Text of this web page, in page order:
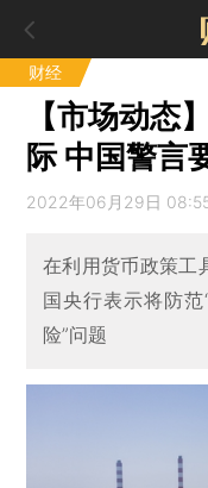
财经
【市场动态
际 中国警言
2022年06月29日
在利用货币政策工
国央行表示将防
险”问题